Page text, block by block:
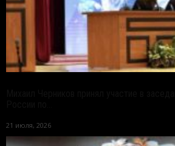
21 июля, 2026